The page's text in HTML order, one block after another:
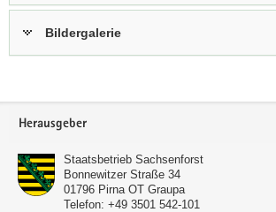
Bildergalerie
Footer-
Herausgeber
Staatsbetrieb Sachsenforst
Bonnewitzer Straße 34
01796 Pirna OT Graupa
Telefon: +49 3501 542-101